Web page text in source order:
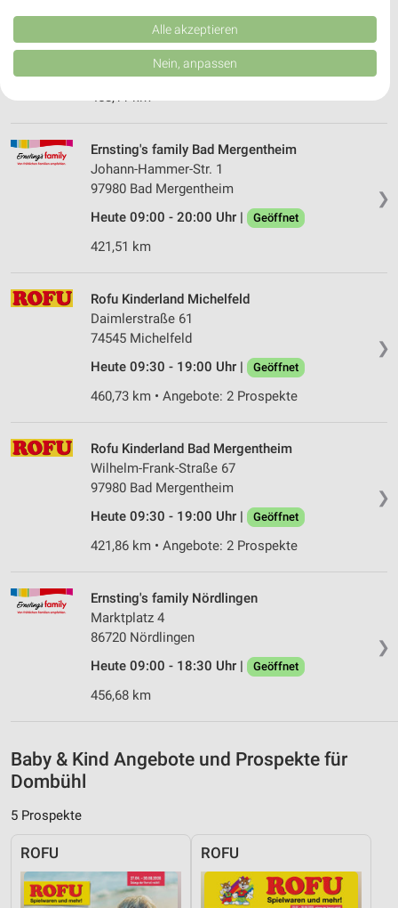
❯
Neue Straße 7
74523 Schwäbisch Hall
Heute 09:00 - 19:00 Uhr |
458,11 km
❯
Ernsting's family Bad Mergentheim
Johann-Hammer-Str. 1
97980 Bad Mergentheim
Heute 09:00 - 20:00 Uhr |
Geöffnet
421,51 km
❯
Rofu Kinderland Michelfeld
Daimlerstraße 61
74545 Michelfeld
Heute 09:30 - 19:00 Uhr |
Geöffnet
460,73 km • Angebote: 2 Prospekte
❯
Rofu Kinderland Bad Mergentheim
Wilhelm-Frank-Straße 67
97980 Bad Mergentheim
Heute 09:30 - 19:00 Uhr |
Geöffnet
421,86 km • Angebote: 2 Prospekte
❯
Ernsting's family Nördlingen
Marktplatz 4
86720 Nördlingen
Heute 09:00 - 18:30 Uhr |
Geöffnet
456,68 km
Baby & Kind Angebote und Prospekte für
Dombühl
5 Prospekte
ROFU ROFU
Kombinationen von Daten aus verschiedenen Quellen. Entwicklung und
Verbesserung der Angebote. Verwendung reduzierter Daten zur Auswahl
von Inhalten.
Daten können außerhalb der Europäischen Union weitergegeben und in die
USA gesendet werden.
Website/App.
Wir nutzen Ihre Daten für folgende Zwecke:
IAB-Verarbeitungszwecke:
Speichern von oder Zugriff auf Informationen
auf einem Endgerät
Verwendung reduzierter Daten zur Auswahl von
Erstellung von Profilen für personalisierte
personalisierter Werbung
Erstellung von Profilen zur Personalisierung
Verwendung von Profilen zur Auswahl
personalisierter Inhalte
Messung der Werbeleistung
Messung der Performance von Inhalten
Kombinationen von Daten aus verschiedenen
Quellen
Verwendung reduzierter Daten zur Auswahl von
Verwendung genauer Standortdaten
Informationen identifizieren
Performance
Alle akzeptieren
Nein, anpassen